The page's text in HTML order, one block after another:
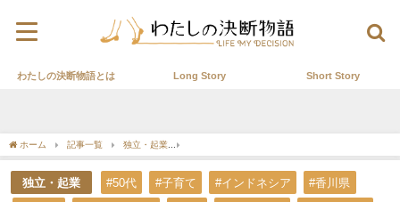
わたしの決断物語とは Long Story Short Story
ホーム 記事一覧 独立・起業
独立・起業 #50代 #子育て #インドネシア #香川県